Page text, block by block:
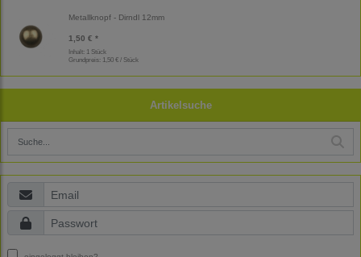
Metallknopf - Dirndl 12mm
1,50 € *
Inhalt: 1 Stück
Grundpreis: 1,50 € / Stück
Artikelsuche